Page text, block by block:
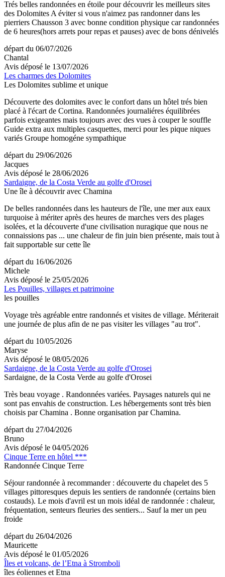
Trés belles randonnées en étoile pour découvrir les meilleurs sites
des Dolomites A éviter si vous n'aimez pas randonner dans les
pierriers Chausson 3 avec bonne condition physique car randonnées
de 6 heures(hors arrets pour repas et pauses) avec de bons dénivelés
départ du 06/07/2026
Chantal
Avis déposé le 13/07/2026
Les charmes des Dolomites
Les Dolomites sublime et unique
Découverte des dolomites avec le confort dans un hôtel trés bien
placé à l'écart de Cortina. Randonnées journaliéres équilibrées
parfois exigeantes mais toujours avec des vues à couper le souffle
Guide extra aux multiples casquettes, merci pour les pique niques
variés Groupe homogéne sympathique
départ du 29/06/2026
Jacques
Avis déposé le 28/06/2026
Sardaigne, de la Costa Verde au golfe d'Orosei
Une île à découvrir avec Chamina
De belles randonnées dans les hauteurs de l'île, une mer aux eaux
turquoise à mériter après des heures de marches vers des plages
isolées, et la découverte d'une civilisation nuragique que nous ne
connaissions pas ... une chaleur de fin juin bien présente, mais tout à
fait supportable sur cette île
départ du 16/06/2026
Michele
Avis déposé le 25/05/2026
Les Pouilles, villages et patrimoine
les pouilles
Voyage très agréable entre randonnés et visites de village. Mériterait
une journée de plus afin de ne pas visiter les villages "au trot".
départ du 10/05/2026
Maryse
Avis déposé le 08/05/2026
Sardaigne, de la Costa Verde au golfe d'Orosei
Sardaigne, de la Costa Verde au golfe d'Orosei
Très beau voyage . Randonnées variées. Paysages naturels qui ne
sont pas envahis de construction. Les hébergements sont très bien
choisis par Chamina . Bonne organisation par Chamina.
départ du 27/04/2026
Bruno
Avis déposé le 04/05/2026
Cinque Terre en hôtel ***
Randonnée Cinque Terre
Séjour randonnée à recommander : découverte du chapelet des 5
villages pittoresques depuis les sentiers de randonnée (certains bien
costauds). Le mois d'avril est un mois idéal de randonnée : chaleur,
fréquentation, senteurs fleuries des sentiers... Sauf la mer un peu
froide
départ du 26/04/2026
Mauricette
Avis déposé le 01/05/2026
Îles et volcans, de l’Etna à Stromboli
îles éoliennes et Etna